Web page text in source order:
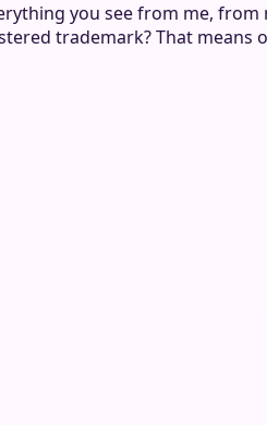
you see from me,
trademark? That